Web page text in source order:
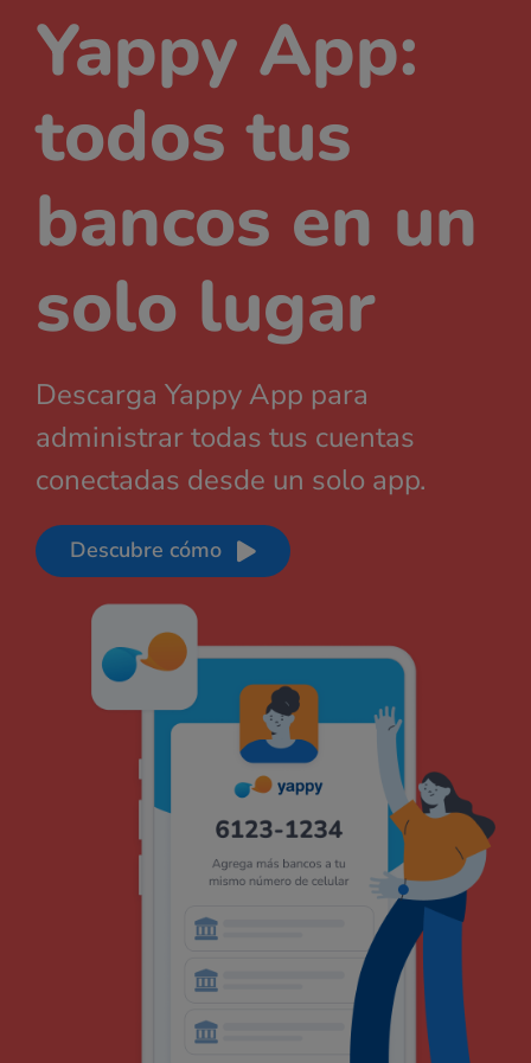
Yappy App:
todos tus
bancos en un
solo lugar
Descarga Yappy App para
administrar todas tus cuentas
conectadas desde un solo app.
Descubre cómo